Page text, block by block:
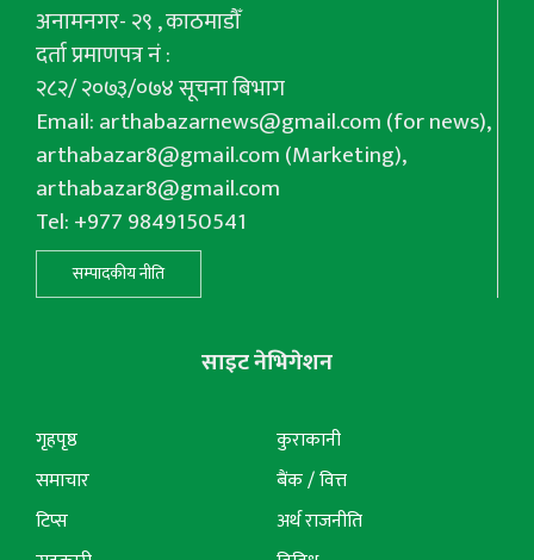
अनामनगर- २९ , काठमाडौँ
दर्ता प्रमाणपत्र नं :
२८२/ २०७३/०७४ सूचना बिभाग
Email:arthabazarnews@gmail.com(for news),
arthabazar8@gmail.com(Marketing),
arthabazar8@gmail.com
Tel: +977 9849150541
सम्पादकीय नीति
साइट नेभिगेशन
गृहपृष्ठ
समाचार
टिप्स
कुराकानी
बैंक / वित्त
अर्थ राजनीति